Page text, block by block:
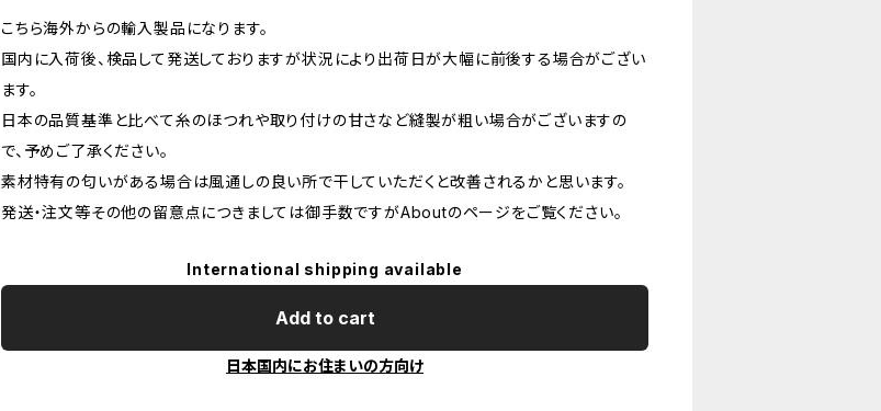
こちら海外からの輸入製品になります。
国内に入荷後、検品して発送しておりますが状況により出荷日が大幅に前後する場合がござい
ます。
日本の品質基準と比べて糸のほつれや取り付けの甘さなど縫製が粗い場合がございますの
で、予めご了承ください。
素材特有の匂いがある場合は風通しの良い所で干していただくと改善されるかと思います。
発送・注文等その他の留意点につきましては御手数ですがAboutのページをご覧ください。
International shipping available
Add to cart
日本国内にお住まいの方向け